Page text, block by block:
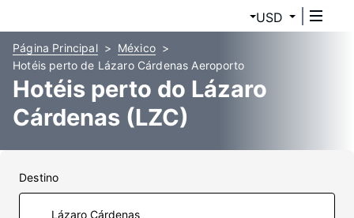
USD
Página Principal
México
Hotéis perto de Lázaro Cárdenas Aeroporto
Hotéis perto do Lázaro
Cárdenas (LZC)
Destino